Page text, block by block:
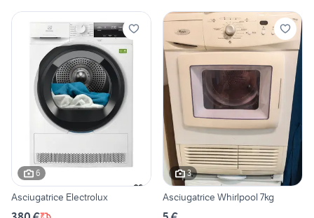
6
Asciugatrice Electrolux
3
Asciugatrice Whirlpool 7kg